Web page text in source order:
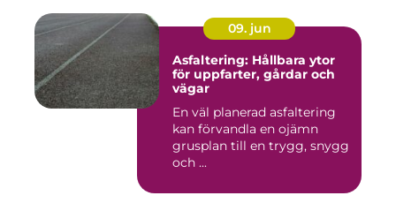
09. jun
Asfaltering: Hållbara ytor
för uppfarter, gårdar och
vägar
En väl planerad asfaltering
kan förvandla en ojämn
grusplan till en trygg, snygg
och ...